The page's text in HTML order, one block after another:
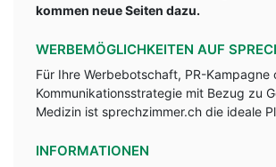
kommen neue Seiten dazu.
WERBEMÖGLICHKEITEN AUF
Für Ihre Werbebotschaft, PR-Kampagne
Kommunikationsstrategie mit Bezug zu
Medizin ist sprechzimmer.ch die ideale
INFORMATIONEN